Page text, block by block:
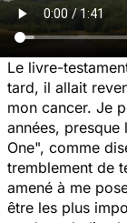
Le livre-
tard, il allait
mon cancer. Je
années, presque
One", comme
tremblement de
amené à me
être les plus